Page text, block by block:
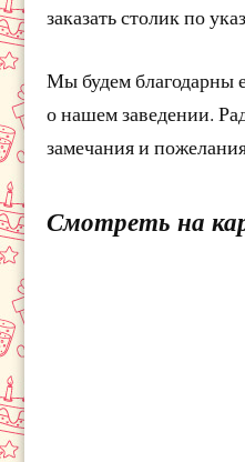
заказать столик по
Мы будем благодарны
о нашем заведении.
замечания и
Смотреть на